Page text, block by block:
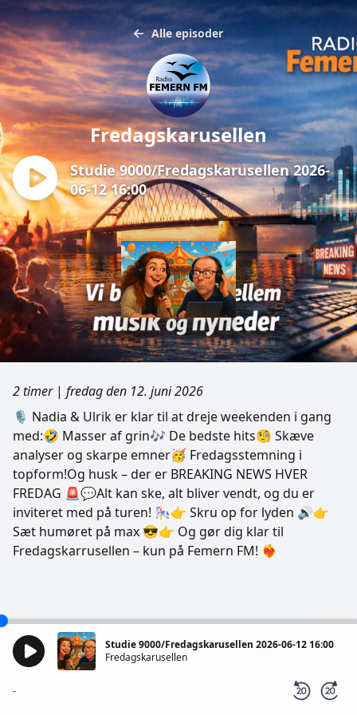
Alle episoder
Fredagskarusellen
Studie 9000/Fredagskarusellen 2026-
06-12 16:00
2 timer| fredag den 12. juni 2026
🎙️ Nadia & Ulrik er klar til at dreje weekenden i gang
med:🤣 Masser af grin🎶 De bedste hits🧐 Skæve
analyser og skarpe emner🥳 Fredagsstemning i
topform!Og husk – der er BREAKING NEWS HVER
FREDAG 🚨💬Alt kan ske, alt bliver vendt, og du er
inviteret med på turen! 🎠👉 Skru op for lyden 🔊👉
Sæt humøret på max 😎👉 Og gør dig klar til
Fredagskarrusellen – kun på Femern FM! ❤️‍🔥
Studie 9000/Fredagskarusellen 2026-06-12 16:00
Fredagskarusellen
-